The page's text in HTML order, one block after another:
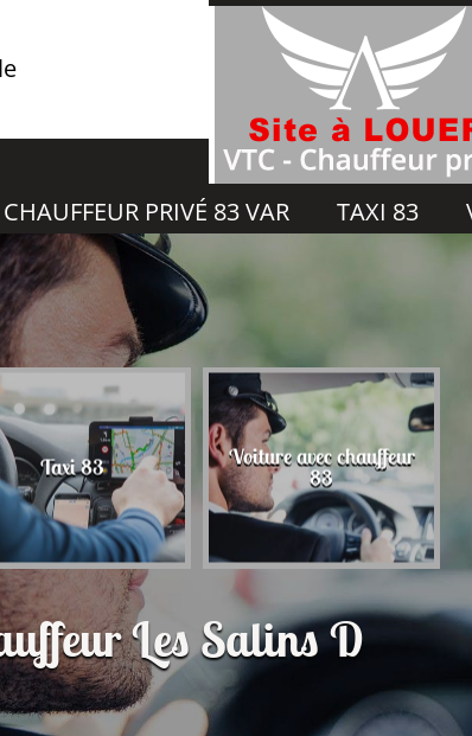
CHAUFFEUR PRIVÉ 83 VAR TAXI 83
avec chauffeur
83 Taxi gare 83
Les Salins D